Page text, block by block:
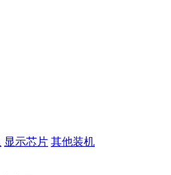
显示芯片 其他装机